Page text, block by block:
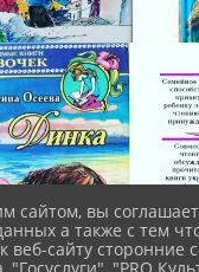
сайтом, вы
а также с тем
сайту сторонние